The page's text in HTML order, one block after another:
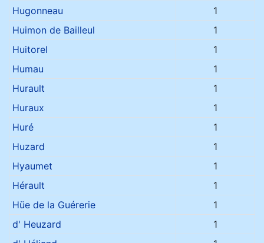
Hugonneau
1
Huimon de Bailleul
1
Huitorel
1
Humau
1
Hurault
1
Huraux
1
Huré
1
Huzard
1
Hyaumet
1
Hérault
1
Hüe de la Guérerie
1
d' Heuzard
1